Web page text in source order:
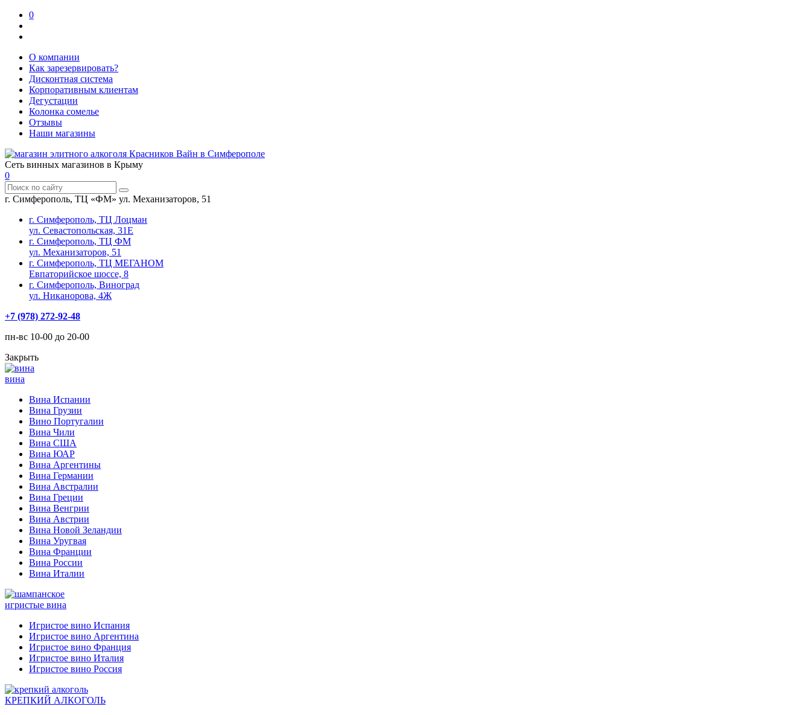
0
О компании
Как зарезервировать?
Дисконтная система
Корпоративным клиентам
Дегустации
Колонка сомелье
Отзывы
Наши магазины
Сеть винных магазинов в Крыму
0
г. Симферополь, ТЦ «ФМ» ул. Механизаторов, 51
г. Симферополь, ТЦ Лоцман
ул. Севастопольская, 31Е
г. Симферополь, ТЦ ФМ
ул. Механизаторов, 51
г. Симферополь, ТЦ МЕГАНОМ
Евпаторийское шоссе, 8
г. Симферополь, Виноград
ул. Никанорова, 4Ж
+7 (978) 272-92-48
пн-вс 10-00 до 20-00
Закрыть
вина
Вина Испании
Вина Грузии
Вино Португалии
Вина Чили
Вина США
Вина ЮАР
Вина Аргентины
Вина Германии
Вина Австралии
Вина Греции
Вина Венгрии
Вина Австрии
Вина Новой Зеландии
Вина Уругвая
Вина Франции
Вина России
Вина Италии
игристые вина
Игристое вино Испания
Игристое вино Аргентина
Игристое вино Франция
Игристое вино Италия
Игристое вино Россия
КРЕПКИЙ АЛКОГОЛЬ